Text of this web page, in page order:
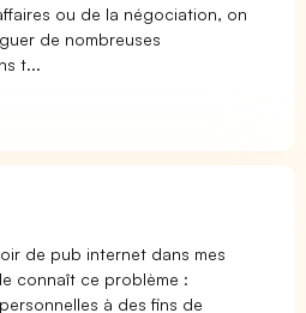
ou de la négociation, on
de nombreuses
t...
de pub internet dans mes
connaît ce problème :
à des fins de